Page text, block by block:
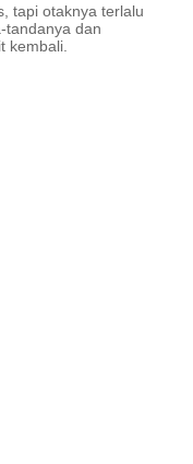
tapi otaknya terlalu
tandanya dan
kembali.